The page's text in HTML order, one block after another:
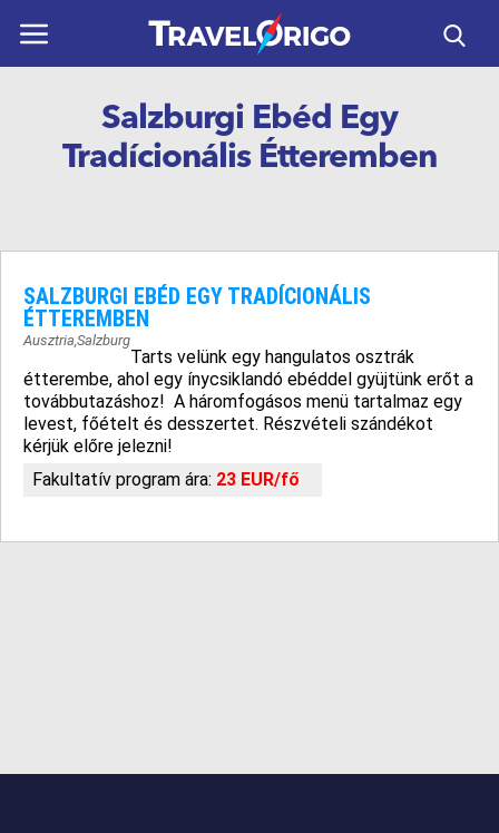
KAPCSOLAT
HASZNOS
Salzburgi Ebéd Egy
Tradícionális Étteremben
SALZBURGI EBÉD EGY TRADÍCIONÁLIS
ÉTTEREMBEN
Ausztria,Salzburg
Tarts velünk egy hangulatos osztrák
étterembe, ahol egy ínycsiklandó ebéddel gyüjtünk erőt a
továbbutazáshoz! A háromfogásos menü tartalmaz egy
levest, főételt és desszertet. Részvételi szándékot
kérjük előre jelezni!
Fakultatív program ára: 23 EUR/fő